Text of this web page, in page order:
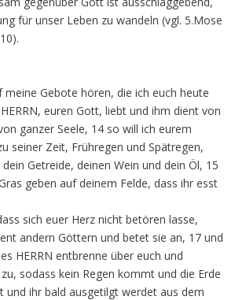
für unser Leben zu wandeln (vgl. 5.Mose
meine Gebote hören, die ich euch heute
euren Gott, liebt und ihm dient von
ganzer Seele, 14 so will ich eurem
seiner Zeit, Frühregen und Spätregen,
Getreide, deinen Wein und dein Öl, 15
geben auf deinem Felde, dass ihr esst
sich euer Herz nicht betören lasse,
andern Göttern und betet sie an, 17 und
HERRN entbrenne über euch und
sodass kein Regen kommt und die Erde
und ihr bald ausgetilgt werdet aus dem